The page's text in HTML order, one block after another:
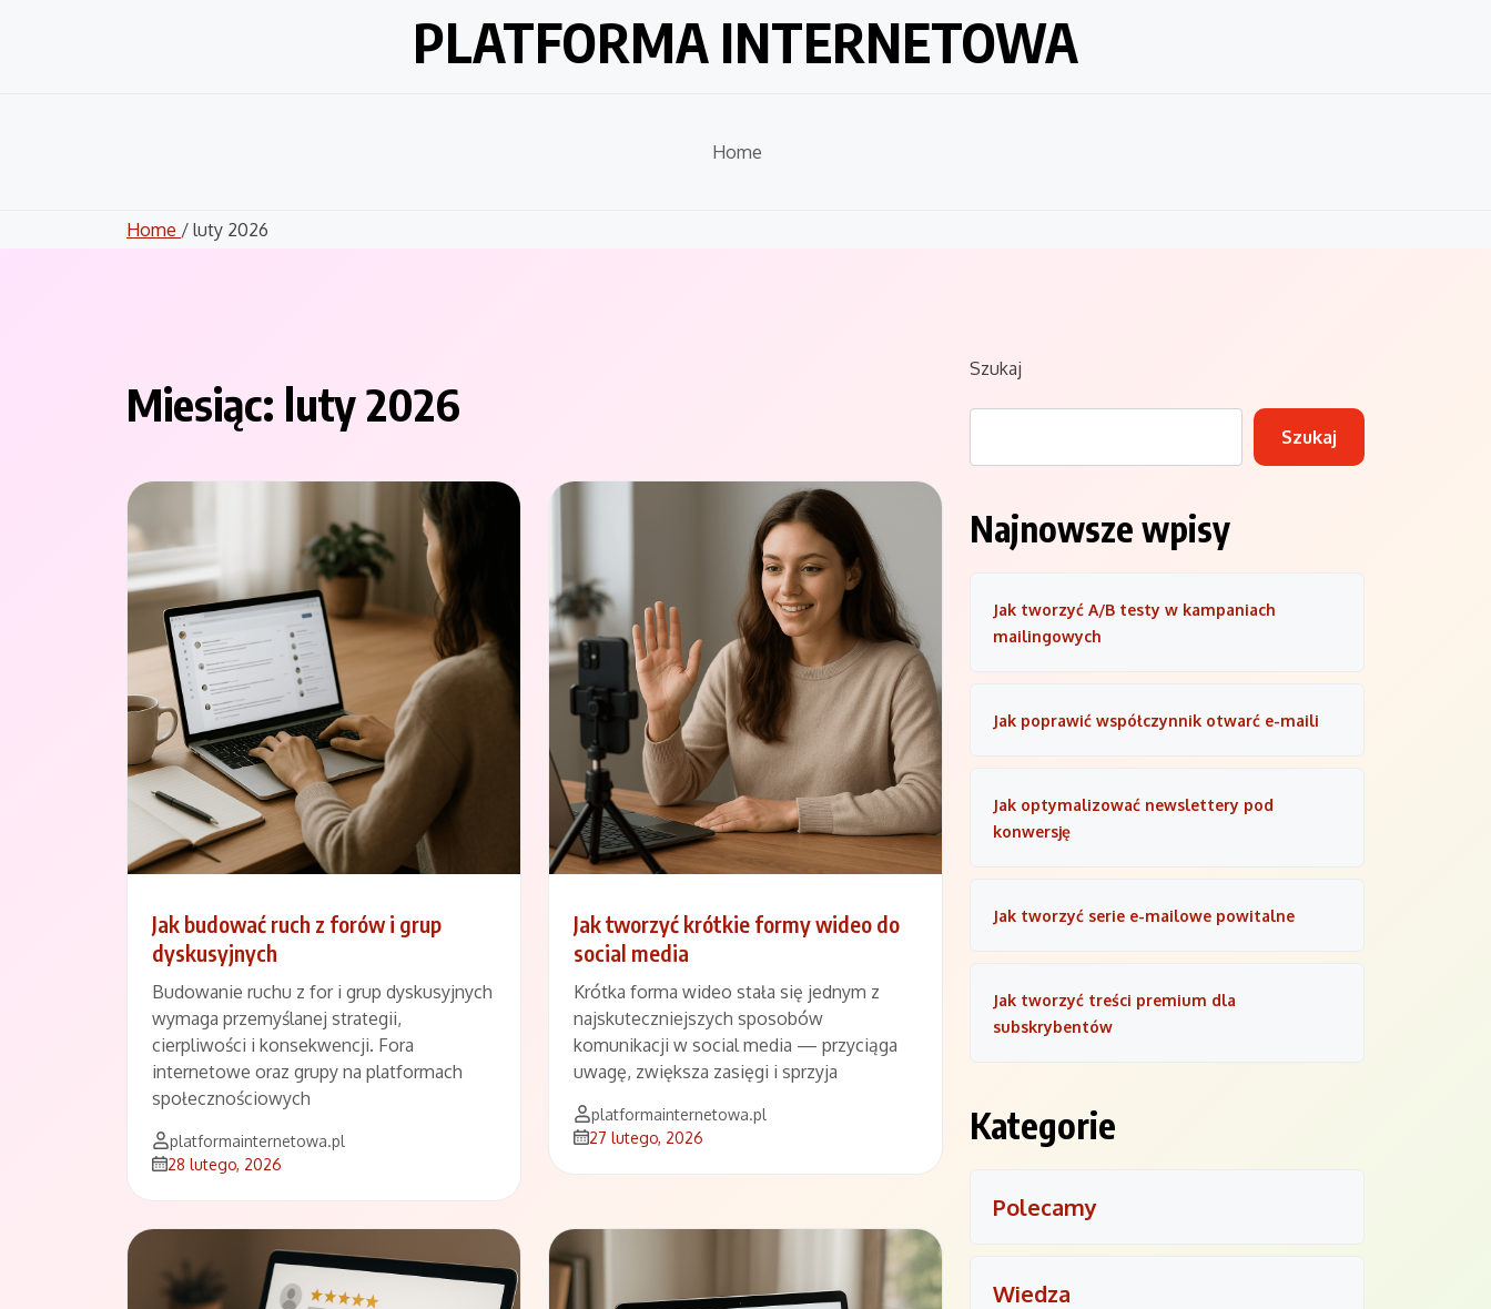
PLATFORMA INTERNETOWA
Home
Home / luty 2026
Miesiąc: luty 2026
Jak budować ruch z forów i grup
dyskusyjnych
Budowanie ruchu z for i grup dyskusyjnych
wymaga przemyślanej strategii,
cierpliwości i konsekwencji. Fora
internetowe oraz grupy na platformach
społecznościowych
platformainternetowa.pl
28 lutego, 2026
Jak tworzyć krótkie formy wideo do
social media
Krótka forma wideo stała się jednym z
najskuteczniejszych sposobów
komunikacji w social media — przyciąga
uwagę, zwiększa zasięgi i sprzyja
platformainternetowa.pl
27 lutego, 2026
Szukaj
Szukaj
Najnowsze wpisy
Jak tworzyć A/B testy w kampaniach
mailingowych
Jak poprawić współczynnik otwarć e-maili
Jak optymalizować newslettery pod
konwersję
Jak tworzyć serie e-mailowe powitalne
Jak tworzyć treści premium dla
subskrybentów
Kategorie
Polecamy
Wiedza